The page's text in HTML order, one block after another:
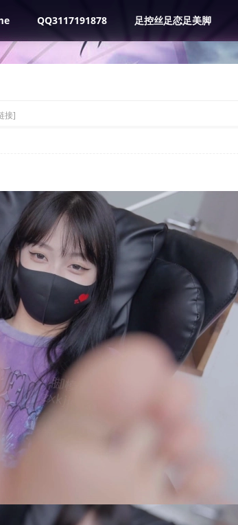
QQ3117191878 足控丝足恋足美脚
接]